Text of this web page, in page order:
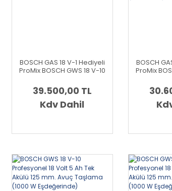
BOSCH GAS 18 V-1 Hediyeli
ProMix BOSCH GWS 18 V-10
Taşlama (1000 W
Eşdeğerinde) (Kömürsüz)
+ BOSCH GBH 18 V-26 F 18
Volt Akülü Kırıcı Delici
39.500,00 TL
Kdv Dahil
BOSCH
ProMix
+ BOSCH
Volt